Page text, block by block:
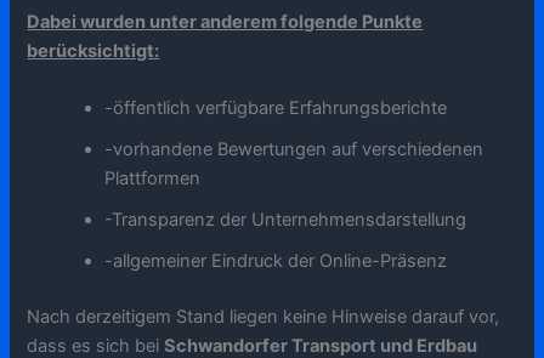
Dabei wurden unter anderem folgende Punkte
berücksichtigt:
-öffentlich verfügbare Erfahrungsberichte
-vorhandene Bewertungen auf verschiedenen
Plattformen
-Transparenz der Unternehmensdarstellung
-allgemeiner Eindruck der Online-Präsenz
Nach derzeitigem Stand liegen keine Hinweise darauf vor,
dass es sich bei Schwandorfer Transport und Erdbau